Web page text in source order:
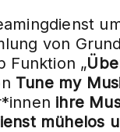
von
Funktion „
Tune my
ihre
mühelos